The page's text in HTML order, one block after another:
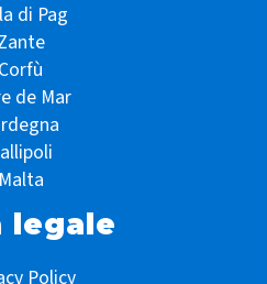
di Pag
Corfù
de Mar
Malta
legale
Policy